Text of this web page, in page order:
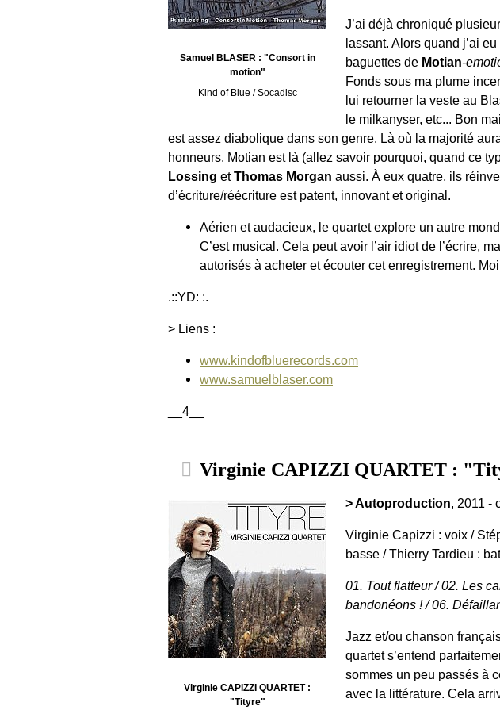
Samuel BLASER : "Consort in
motion"
Kind of Blue / Socadisc
J’ai déjà chroniqué
lassant. Alors quand j’ai
baguettes de Motian-
Fonds sous ma plume
lui retourner la veste au
le milkanyser, etc... Bon
est assez diabolique dans son genre. Là où la majorité
honneurs. Motian est là (allez savoir pourquoi, quand ce
Lossing etThomas Morgan aussi. À eux quatre, ils
d’écriture/réécriture est patent, innovant et original.
Aérien et audacieux, le quartet explore un autre
C’est musical. Cela peut avoir l’air idiot de l’écrire,
autorisés à acheter et écouter cet enregistrement.
.::YD: :.
> Liens :
www.kindofbluerecords.com
www.samuelblaser.com
__4__
Virginie CAPIZZI QUARTET :
Virginie CAPIZZI QUARTET :
"Tityre"
> Autoproduction, 2011 -
Virginie Capizzi : voix /
basse / Thierry Tardieu :
01. Tout flatteur / 02. Les
bandonéons ! / 06.
Jazz et/ou chanson
quartet s’entend
sommes un peu passés à
avec la littérature. Cela